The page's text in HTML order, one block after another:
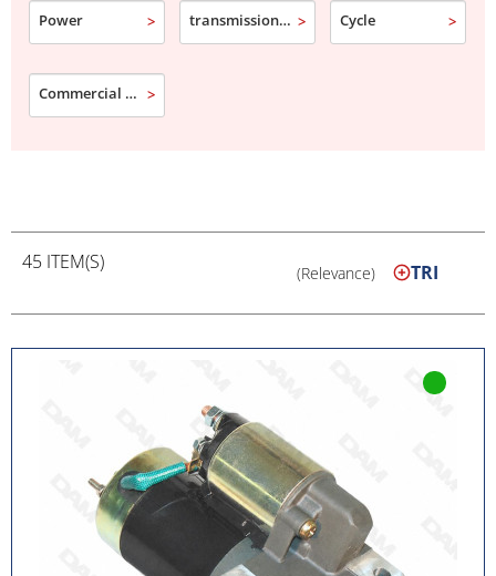
Power transmission type Cycle
Commercial designation
45 ITEM(S) (Relevance) TRI